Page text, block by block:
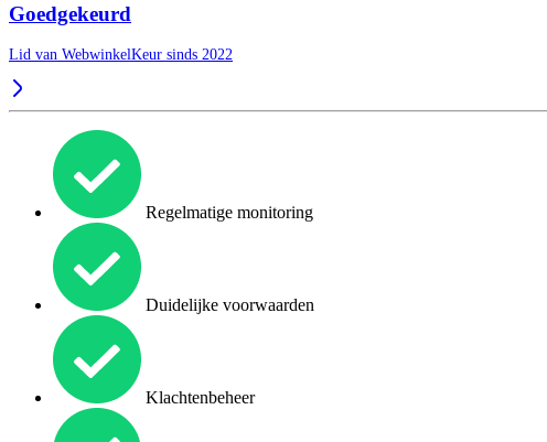
Goedgekeurd
Lid van WebwinkelKeur sinds 2022
Regelmatige monitoring
Duidelijke voorwaarden
Klachtenbeheer